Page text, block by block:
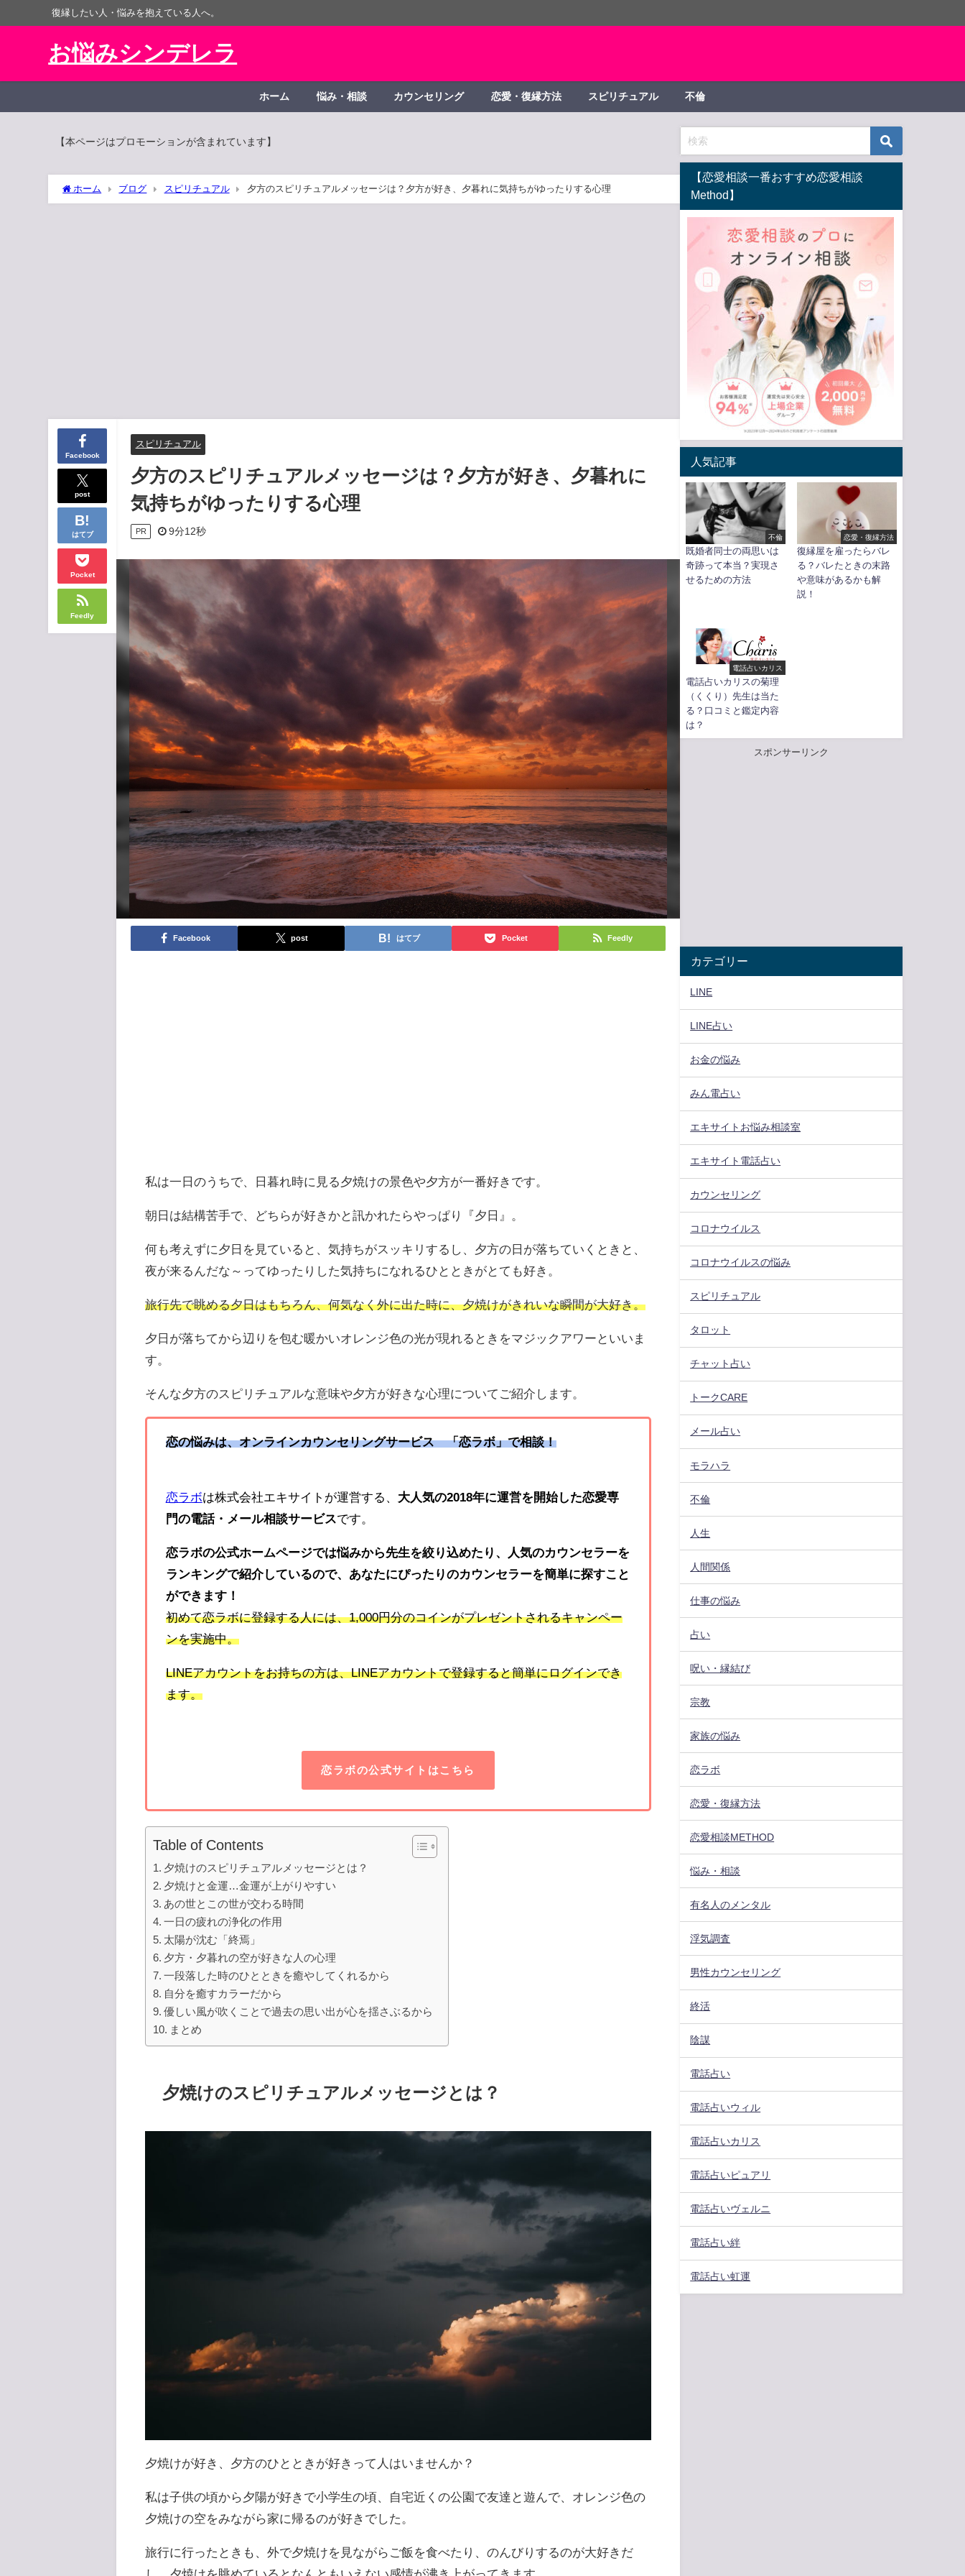
復縁したい人・悩みを抱えている人へ。
お悩みシンデレラ
ホーム 悩み・相談 カウンセリング 恋愛・復縁方法 スピリチュアル 不倫
【本ページはプロモーションが含まれています】
ホーム ブログ スピリチュアル 夕方のスピリチュアルメッセージは？夕方が好き、夕暮れに気持ちがゆったりする心理
Facebook
post
はてブ
Pocket
Feedly
スピリチュアル
夕方のスピリチュアルメッセージは？夕方が好き、夕暮れに
気持ちがゆったりする心理
PR 9分12秒
Facebook post はてブ Pocket Feedly
私は一日のうちで、日暮れ時に見る夕焼けの景色や夕方が一番好きです。
朝日は結構苦手で、どちらが好きかと訊かれたらやっぱり『夕日』。
何も考えずに夕日を見ていると、気持ちがスッキリするし、夕方の日が落ちていくときと、
夜が来るんだな～ってゆったりした気持ちになれるひとときがとても好き。
旅行先で眺める夕日はもちろん、何気なく外に出た時に、夕焼けがきれいな瞬間が大好き。
夕日が落ちてから辺りを包む暖かいオレンジ色の光が現れるときをマジックアワーといいま
す。
そんな夕方のスピリチュアルな意味や夕方が好きな心理についてご紹介します。
恋の悩みは、オンラインカウンセリングサービス 「恋ラボ」で相談！
恋ラボは株式会社エキサイトが運営する、 大人気の2018年に運営を開始した恋愛専
門の電話・メール相談サービスです。
恋ラボの公式ホームページでは悩みから先生を絞り込めたり、人気のカウンセラーを
ランキングで紹介しているので、あなたにぴったりのカウンセラーを簡単に探すこと
ができます！
初めて恋ラボに登録する人には、1,000円分のコインがプレゼントされるキャンペー
ンを実施中。
LINEアカウントをお持ちの方は、LINEアカウントで登録すると簡単にログインでき
ます。
恋ラボの公式サイトはこちら
Table of Contents
夕焼けのスピリチュアルメッセージとは？
夕焼けと金運…金運が上がりやすい
あの世とこの世が交わる時間
一日の疲れの浄化の作用
太陽が沈む「終焉」
夕方・夕暮れの空が好きな人の心理
一段落した時のひとときを癒やしてくれるから
自分を癒すカラーだから
優しい風が吹くことで過去の思い出が心を揺さぶるから
まとめ
夕焼けのスピリチュアルメッセージとは？
夕焼けが好き、夕方のひとときが好きって人はいませんか？
私は子供の頃から夕陽が好きで小学生の頃、自宅近くの公園で友達と遊んで、オレンジ色の
夕焼けの空をみながら家に帰るのが好きでした。
旅行に行ったときも、外で夕焼けを見ながらご飯を食べたり、のんびりするのが大好きだ
し、夕焼けを眺めているとなんともいえない感情が沸き上がってきます。
【恋愛相談一番おすすめ恋愛相談
Method】
人気記事
不倫
既婚者同士の両思いは
奇跡って本当？実現さ
せるための方法
恋愛・復縁方法
復縁屋を雇ったらバレ
る？バレたときの末路
や意味があるかも解
説！
電話占いカリス
電話占いカリスの菊理
（くくり）先生は当た
る？口コミと鑑定内容
は？
スポンサーリンク
カテゴリー
LINE
LINE占い
お金の悩み
みん電占い
エキサイトお悩み相談室
エキサイト電話占い
カウンセリング
コロナウイルス
コロナウイルスの悩み
スピリチュアル
タロット
チャット占い
トークCARE
メール占い
モラハラ
不倫
人生
人間関係
仕事の悩み
占い
呪い・縁結び
宗教
家族の悩み
恋ラボ
恋愛・復縁方法
恋愛相談METHOD
悩み・相談
有名人のメンタル
浮気調査
男性カウンセリング
終活
陰謀
電話占い
電話占いウィル
電話占いカリス
電話占いピュアリ
電話占いヴェルニ
電話占い絆
電話占い虹運